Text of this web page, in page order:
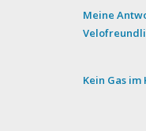
Meine
Kein Gas im